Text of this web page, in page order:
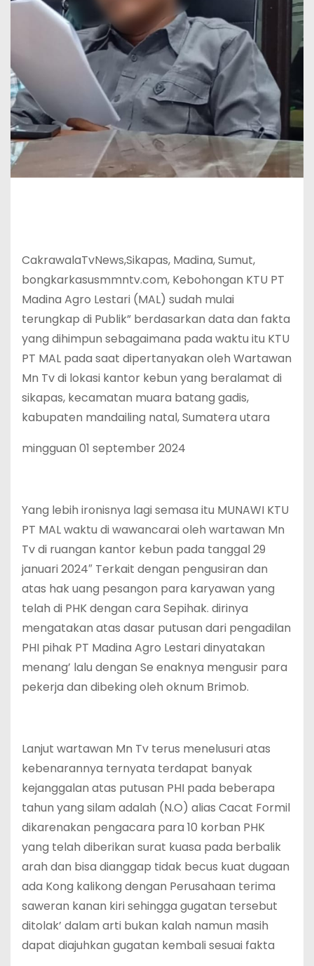
CakrawalaTvNews,Sikapas, Madina, Sumut,
bongkarkasusmmntv.com, Kebohongan KTU PT
Madina Agro Lestari (MAL) sudah mulai
terungkap di Publik” berdasarkan data dan fakta
yang dihimpun sebagaimana pada waktu itu KTU
PT MAL pada saat dipertanyakan oleh Wartawan
Mn Tv di lokasi kantor kebun yang beralamat di
sikapas, kecamatan muara batang gadis,
kabupaten mandailing natal, Sumatera utara
mingguan 01 september 2024
Yang lebih ironisnya lagi semasa itu MUNAWI KTU
PT MAL waktu di wawancarai oleh wartawan Mn
Tv di ruangan kantor kebun pada tanggal 29
januari 2024″ Terkait dengan pengusiran dan
atas hak uang pesangon para karyawan yang
telah di PHK dengan cara Sepihak. dirinya
mengatakan atas dasar putusan dari pengadilan
PHI pihak PT Madina Agro Lestari dinyatakan
menang’ lalu dengan Se enaknya mengusir para
pekerja dan dibeking oleh oknum Brimob.
Lanjut wartawan Mn Tv terus menelusuri atas
kebenarannya ternyata terdapat banyak
kejanggalan atas putusan PHI pada beberapa
tahun yang silam adalah (N.O) alias Cacat Formil
dikarenakan pengacara para 10 korban PHK
yang telah diberikan surat kuasa pada berbalik
arah dan bisa dianggap tidak becus kuat dugaan
ada Kong kalikong dengan Perusahaan terima
saweran kanan kiri sehingga gugatan tersebut
ditolak’ dalam arti bukan kalah namun masih
dapat diajuhkan gugatan kembali sesuai fakta